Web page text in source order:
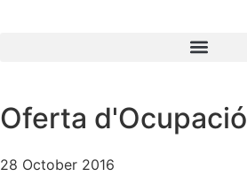
Oferta d'Ocupació
28 October 2016